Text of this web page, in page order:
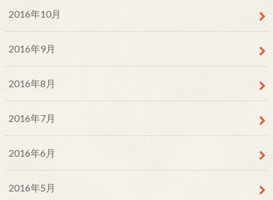
2016年10月
2016年9月
2016年8月
2016年7月
2016年6月
2016年5月